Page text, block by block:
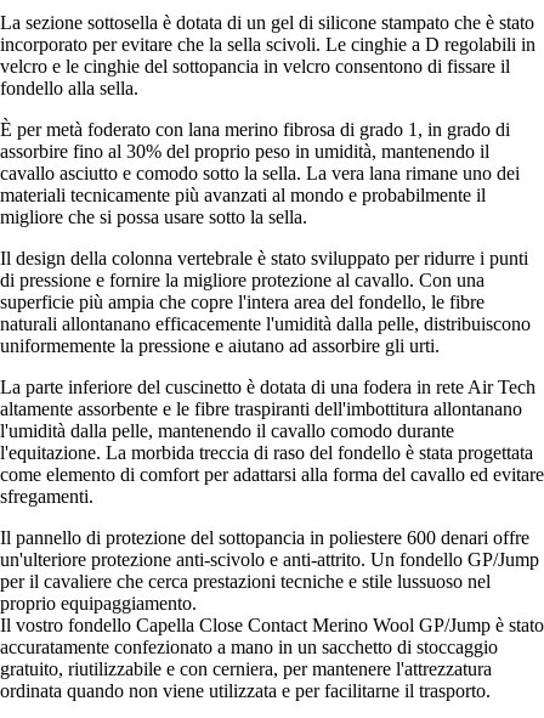
La sezione sottosella è dotata di un gel di silicone stampato che è stato
incorporato per evitare che la sella scivoli. Le cinghie a D regolabili in
velcro e le cinghie del sottopancia in velcro consentono di fissare il
fondello alla sella.
È per metà foderato con lana merino fibrosa di grado 1, in grado di
assorbire fino al 30% del proprio peso in umidità, mantenendo il
cavallo asciutto e comodo sotto la sella. La vera lana rimane uno dei
materiali tecnicamente più avanzati al mondo e probabilmente il
migliore che si possa usare sotto la sella.
Il design della colonna vertebrale è stato sviluppato per ridurre i punti
di pressione e fornire la migliore protezione al cavallo. Con una
superficie più ampia che copre l'intera area del fondello, le fibre
naturali allontanano efficacemente l'umidità dalla pelle, distribuiscono
uniformemente la pressione e aiutano ad assorbire gli urti.
La parte inferiore del cuscinetto è dotata di una fodera in rete Air Tech
altamente assorbente e le fibre traspiranti dell'imbottitura allontanano
l'umidità dalla pelle, mantenendo il cavallo comodo durante
l'equitazione. La morbida treccia di raso del fondello è stata progettata
come elemento di comfort per adattarsi alla forma del cavallo ed evitare
sfregamenti.
Il pannello di protezione del sottopancia in poliestere 600 denari offre
un'ulteriore protezione anti-scivolo e anti-attrito. Un fondello GP/Jump
per il cavaliere che cerca prestazioni tecniche e stile lussuoso nel
proprio equipaggiamento.
Il vostro fondello Capella Close Contact Merino Wool GP/Jump è stato
accuratamente confezionato a mano in un sacchetto di stoccaggio
gratuito, riutilizzabile e con cerniera, per mantenere l'attrezzatura
ordinata quando non viene utilizzata e per facilitarne il trasporto.